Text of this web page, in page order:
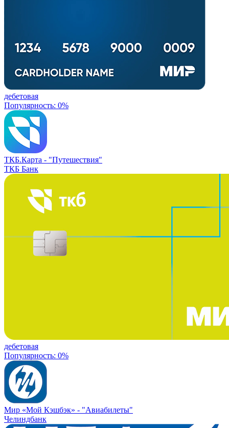
дебетовая
Популярность: 0%
ТКБ.Карта - "Путешествия"
ТКБ Банк
дебетовая
Популярность: 0%
Мир «Мой Кэшбэк» - "Авиабилеты"
Челиндбанк